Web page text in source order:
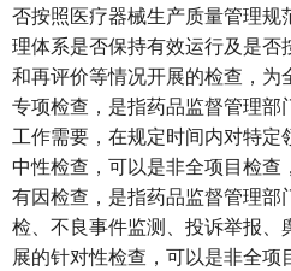
否按照医疗器械生产质量管理规
理体系是否保持有效运行及是否
和再评价等情况开展的检查，为
专项检查，是指药品监督管理
工作需要，在规定时间内对特
中性检查，可以是非全项目检查
有因检查，是指药品监督管理部
检、不良事件监测、投诉举报
展的针对性检查，可以是非全